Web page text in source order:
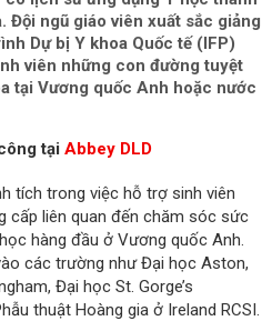
Đội ngũ giáo viên xuất sắc giảng
Dự bị Y khoa Quốc tế (IFP)
viên những con đường tuyệt
tại Vương quốc Anh hoặc nước
tại Abbey DLD
tích trong việc hỗ trợ sinh viên
cấp liên quan đến chăm sóc sức
hàng đầu ở Vương quốc Anh.
các trường như Đại học Aston,
Đại học St. Gorge’s
thuật Hoàng gia ở Ireland RCSI.